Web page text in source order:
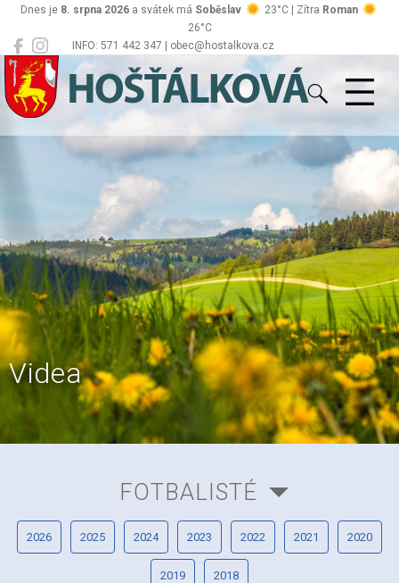
INFO: 571 442 347 | obec@hostalkova.cz
Dnes je 8. srpna 2026 a svátek má Soběslav 23°C | Zítra Roman
26°C
Hošťálková
Videa
FOTBALISTÉ
2026 2025 2024 2023 2022 2021 2020
2019 2018